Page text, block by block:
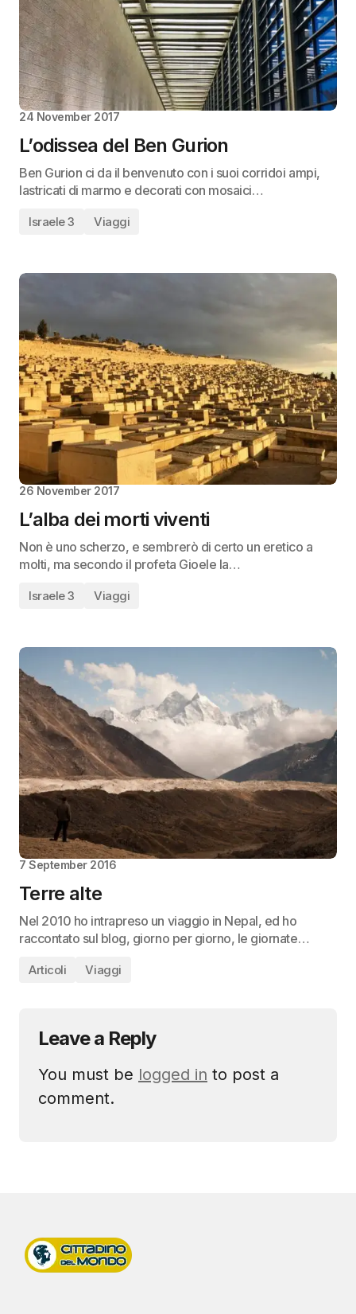
24 November 2017
L’odissea del Ben Gurion
Ben Gurion ci da il benvenuto con i suoi corridoi ampi,
lastricati di marmo e decorati con mosaici…
Israele 3 Viaggi
26 November 2017
L’alba dei morti viventi
Non è uno scherzo, e sembrerò di certo un eretico a
molti, ma secondo il profeta Gioele la…
Israele 3 Viaggi
7 September 2016
Terre alte
Nel 2010 ho intrapreso un viaggio in Nepal, ed ho
raccontato sul blog, giorno per giorno, le giornate…
Articoli Viaggi
Leave a Reply
You must be logged in to post a
comment.